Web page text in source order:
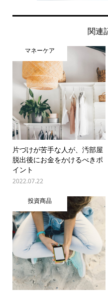
関連
マネーケア
片づけが苦手な人が、汚部屋
脱出後にお金をかけるべきポ
イント
2022.07.22
投資商品